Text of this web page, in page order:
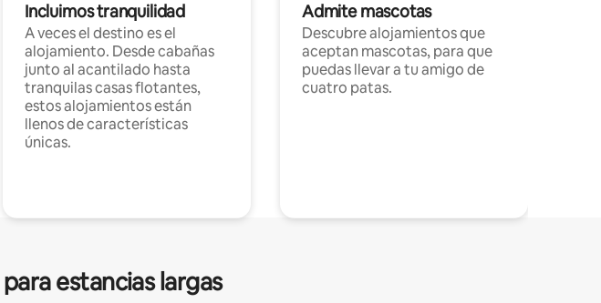
Incluimos tranquilidad
A veces el destino es el
alojamiento. Desde cabañas
junto al acantilado hasta
tranquilas casas flotantes,
estos alojamientos están
llenos de características
únicas.
Admite mascotas
Descubre alojamientos que
aceptan mascotas, para que
puedas llevar a tu amigo de
cuatro patas.
estancias largas